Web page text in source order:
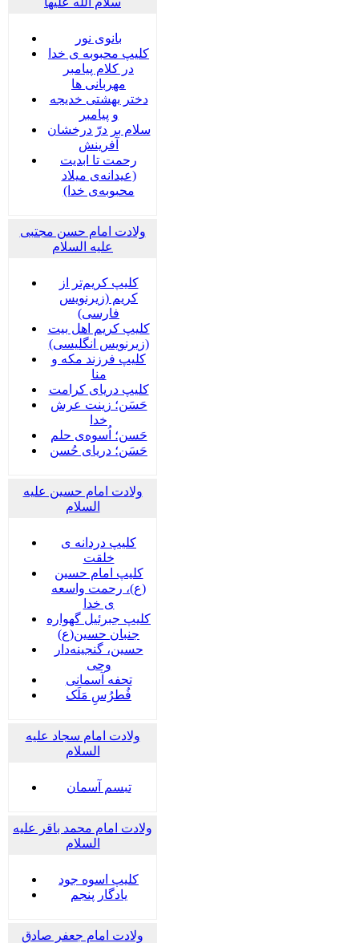
بانوی نور
کلیپ محبوبه ی خدا
در کلام پیامبر
مهربانی ها
دختر بهشتی خدیجه
و پیامبر
سلام بر درّ درخشان
آفرینش
رحمت تا ابدیت
(عیدانه‌ی میلاد
محبوبه‌ی خدا)
ولادت امام حسن مجتبی
علیه السلام
کلیپ کریم‌تر از
کریم (زیرنویس
فارسی)
کلیپ کریم اهل بیت
(زیرنویس انگلیسی)
کلیپ فرزند مکه و
منا
کلیپ دریای کرامت
حَسَن؛ زینت عرش
خدا
حَسن؛ اُسوه‌ی حلم
حَسَن؛ دریای حُسن
ولادت امام حسین علیه
السلام
کلیپ دردانه ی
خلقت
کلیپ امام حسین
(ع)، رحمت واسعه
ی خدا
کلیپ جبرئیل گهواره
جنبان حسین(ع)
حسین، گنجینه‌دار
وحی
تحفه آسمانی
فُطرُسِ مَلَک
ولادت امام سجاد علیه
السلام
تبسم آسمان
ولادت امام محمد باقر علیه
السلام
کلیپ اسوه جود
یادگار پنجم
ولادت امام جعفر صادق